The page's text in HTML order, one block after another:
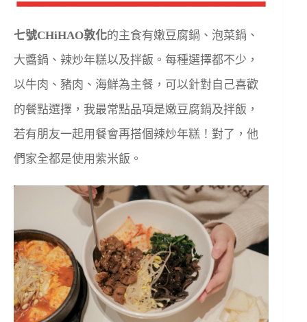
七號CHiHAO敦化的主食有嫩豆腐鍋、泡菜鍋、
大醬鍋、辣炒年糕以及拌飯。每種選擇都不少，
以牛肉、豬肉、海鮮為主餐，可以針對自己喜歡
的餐點選擇，我最常點品項是嫩豆腐鍋及拌飯，
若有朋友一起用餐會再搭個辣炒年糕！對了，他
們家全都是使用紫米飯。